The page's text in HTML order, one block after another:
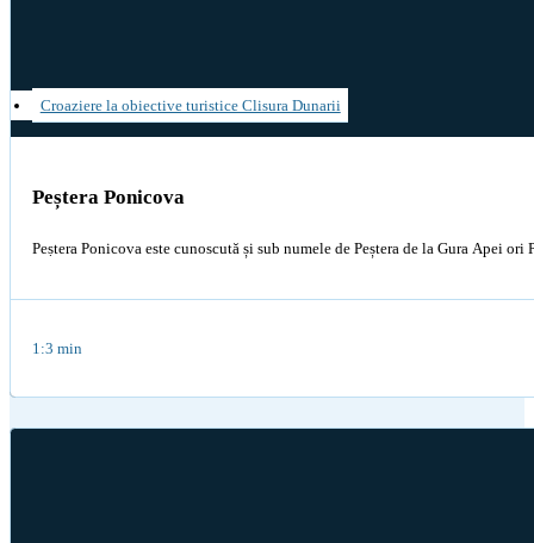
Peștera Ponicova
Croaziere la obiective turistice Clisura Dunarii
Peṣtera Ponicova este cunoscută și sub numele de Peștera de la Gura Apei
1:3 min